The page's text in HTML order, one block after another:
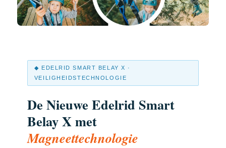
◆ EDELRID SMART BELAY X ·
VEILIGHEIDSTECHNOLOGIE
De Nieuwe Edelrid Smart
Belay X met
Magneettechnologie